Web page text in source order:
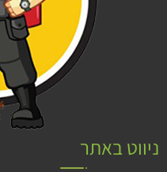
ניווט באתר